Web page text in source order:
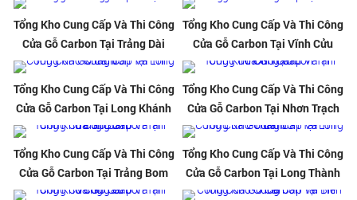
Tổng Kho Cung Cấp Và Thi Công
Cửa Gỗ Carbon Tại Trảng Dài
Tổng Kho Cung Cấp Và Thi Công
Cửa Gỗ Carbon Tại Vĩnh Cửu
Tổng Kho Cung Cấp Và Thi Công
Cửa Gỗ Carbon Tại Long Khánh
Tổng Kho Cung Cấp Và Thi Công
Cửa Gỗ Carbon Tại Nhơn Trạch
Tổng Kho Cung Cấp Và Thi Công
Cửa Gỗ Carbon Tại Trảng Bom
Tổng Kho Cung Cấp Và Thi Công
Cửa Gỗ Carbon Tại Long Thành